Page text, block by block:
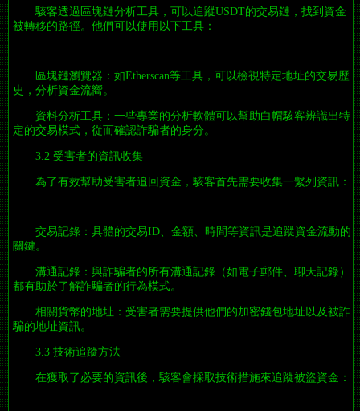
駭客透過區塊鏈分析工具，可以追蹤USDT的交易鏈，找到資金
被轉移的路徑。他們可以使用以下工具：
區塊鏈瀏覽器：如Etherscan等工具，可以檢視特定地址的交易歷
史，分析資金流嚮。
資料分析工具：一些專業的分析軟體可以幫助白帽駭客辨識出特
定的交易模式，從而確認詐騙者的身分。
3.2 受害者的資訊收集
為了有效幫助受害者追回資金，駭客首先需要收集一繫列資訊：
交易記錄：具體的交易ID、金額、時間等資訊是追蹤資金流動的
關鍵。
溝通記錄：與詐騙者的所有溝通記錄（如電子郵件、聊天記錄）
都有助於了解詐騙者的行為模式。
相關貨幣的地址：受害者需要提供他們的加密錢包地址以及被詐
騙的地址資訊。
3.3 技術追蹤方法
在獲取了必要的資訊後，駭客會採取技術措施來追蹤被盜資金：